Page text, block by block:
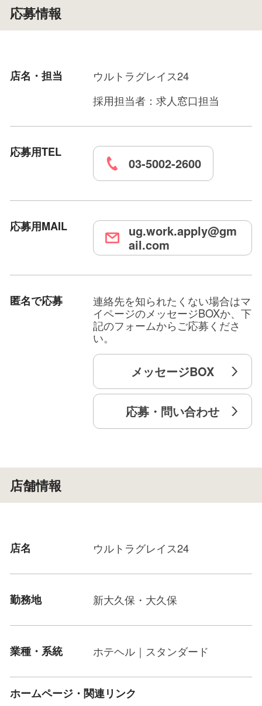
応募情報
店名・担当
ウルトラグレイス24
採用担当者：求人窓口担当
応募用TEL
03-5002-2600
応募用MAIL
ug.work.apply@gm
ail.com
匿名で応募
連絡先を知られたくない場合はマ
イページのメッセージBOXか、下
記のフォームからご応募くださ
い。
メッセージBOX
応募・問い合わせ
店舗情報
店名 ウルトラグレイス24
勤務地 新大久保・大久保
業種・系統 ホテヘル｜スタンダード
ホームページ・関連リンク